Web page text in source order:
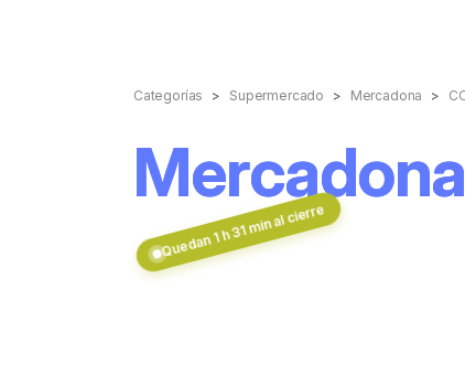
Categorías Supermercado Mercadona
Quedan 1 h 31 min al cierre